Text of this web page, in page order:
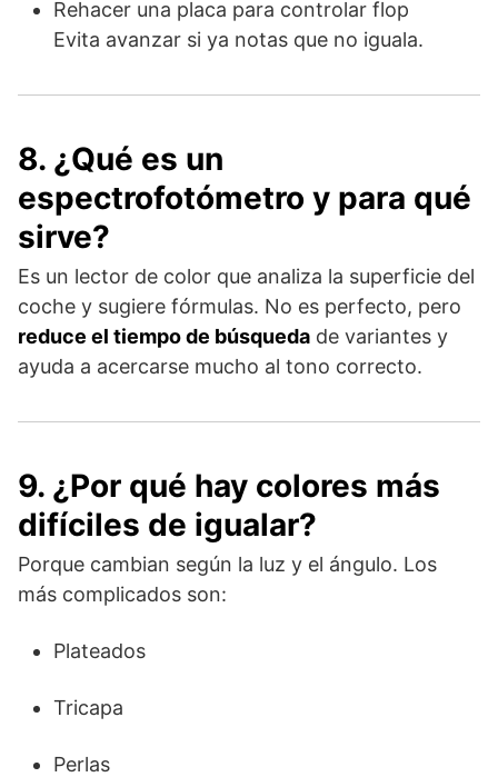
Rehacer una placa para controlar flop
Evita avanzar si ya notas que no iguala.
8. ¿Qué es un
espectrofotómetro y para qué
sirve?
Es un lector de color que analiza la superficie del
coche y sugiere fórmulas. No es perfecto, pero
reduce el tiempo de búsqueda de variantes y
ayuda a acercarse mucho al tono correcto.
9. ¿Por qué hay colores más
difíciles de igualar?
Porque cambian según la luz y el ángulo. Los
más complicados son:
Plateados
Tricapa
Perlas